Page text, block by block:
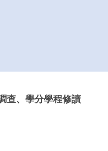
查、學分學程修讀